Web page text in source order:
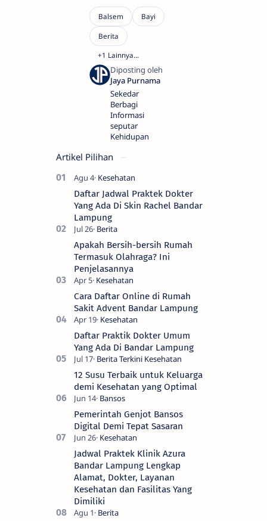
Sekedar
Berbagi
Informasi
seputar
Kehidupan
Artikel Pilihan
Daftar Jadwal Praktek Dokter
Yang Ada Di Skin Rachel Bandar
Lampung
Apakah Bersih-bersih Rumah
Termasuk Olahraga? Ini
Penjelasannya
Cara Daftar Online di Rumah
Sakit Advent Bandar Lampung
Daftar Praktik Dokter Umum
Yang Ada Di Bandar Lampung
12 Susu Terbaik untuk Keluarga
demi Kesehatan yang Optimal
Pemerintah Genjot Bansos
Digital Demi Tepat Sasaran
Jadwal Praktek Klinik Azura
Bandar Lampung Lengkap
Alamat, Dokter, Layanan
Kesehatan dan Fasilitas Yang
Dimiliki